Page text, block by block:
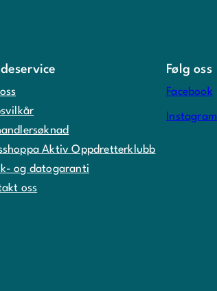
Aktiv Oppdretterklubb
og datogaranti
oss
Følg oss
Facebook
Instagram